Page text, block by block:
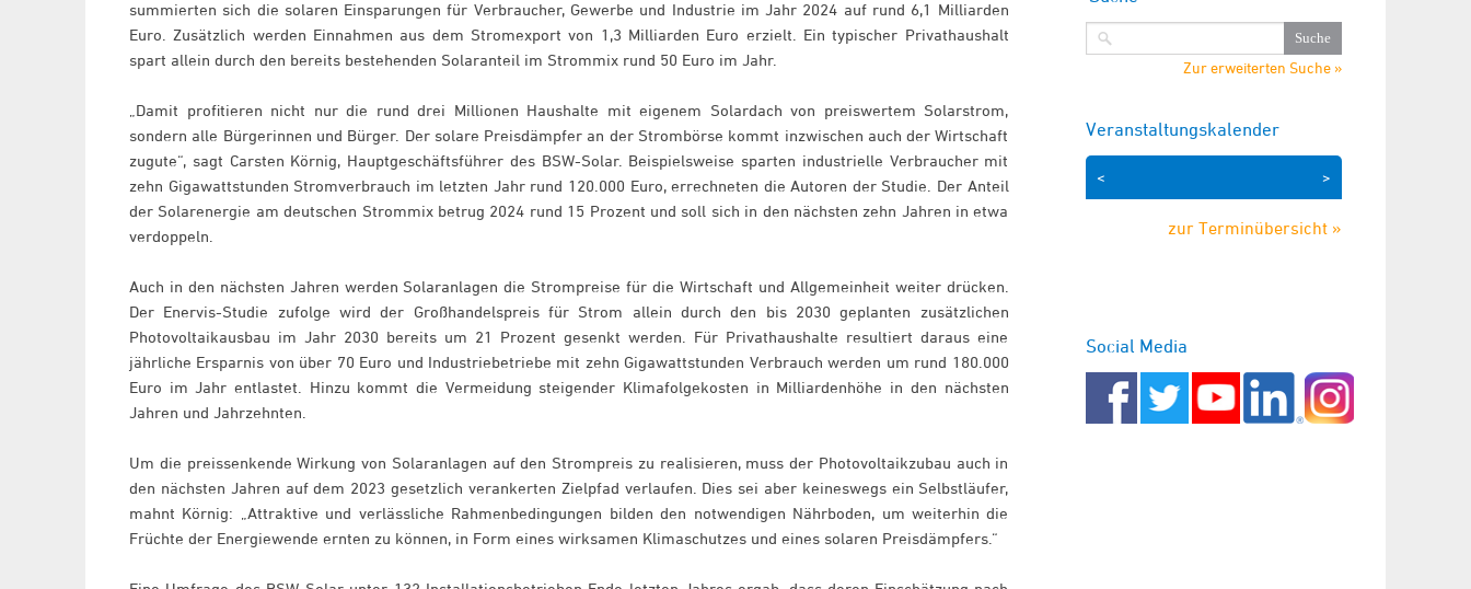
summierten sich die solaren Einsparungen für Verbraucher, Gewerbe und Industrie im Jahr 2024 auf rund 6,1 Milliarden
Euro. Zusätzlich werden Einnahmen aus dem Stromexport von 1,3 Milliarden Euro erzielt. Ein typischer Privathaushalt
spart allein durch den bereits bestehenden Solaranteil im Strommix rund 50 Euro im Jahr.
„Damit profitieren nicht nur die rund drei Millionen Haushalte mit eigenem Solardach von preiswertem Solarstrom,
sondern alle Bürgerinnen und Bürger. Der solare Preisdämpfer an der Strombörse kommt inzwischen auch der Wirtschaft
zugute“, sagt Carsten Körnig, Hauptgeschäftsführer des BSW-Solar. Beispielsweise sparten industrielle Verbraucher mit
zehn Gigawattstunden Stromverbrauch im letzten Jahr rund 120.000 Euro, errechneten die Autoren der Studie. Der Anteil
der Solarenergie am deutschen Strommix betrug 2024 rund 15 Prozent und soll sich in den nächsten zehn Jahren in etwa
verdoppeln.
Auch in den nächsten Jahren werden Solaranlagen die Strompreise für die Wirtschaft und Allgemeinheit weiter drücken.
Der Enervis-Studie zufolge wird der Großhandelspreis für Strom allein durch den bis 2030 geplanten zusätzlichen
Photovoltaikausbau im Jahr 2030 bereits um 21 Prozent gesenkt werden. Für Privathaushalte resultiert daraus eine
jährliche Ersparnis von über 70 Euro und Industriebetriebe mit zehn Gigawattstunden Verbrauch werden um rund 180.000
Euro im Jahr entlastet. Hinzu kommt die Vermeidung steigender Klimafolgekosten in Milliardenhöhe in den nächsten
Jahren und Jahrzehnten.
Um die preissenkende Wirkung von Solaranlagen auf den Strompreis zu realisieren, muss der Photovoltaikzubau auch in
den nächsten Jahren auf dem 2023 gesetzlich verankerten Zielpfad verlaufen. Dies sei aber keineswegs ein Selbstläufer,
mahnt Körnig: „Attraktive und verlässliche Rahmenbedingungen bilden den notwendigen Nährboden, um weiterhin die
Früchte der Energiewende ernten zu können, in Form eines wirksamen Klimaschutzes und eines solaren Preisdämpfers.“
Zur erweiterten Suche »
Veranstaltungskalender
>
<
zur Terminübersicht »
Social Media